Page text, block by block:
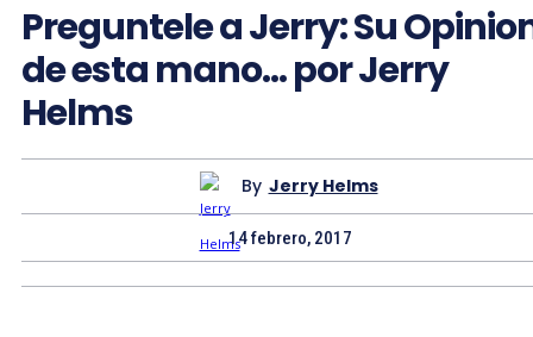
Preguntele a Jerry: Su
de esta mano… por Jerry
Helms
By Jerry Helms
14 febrero, 2017